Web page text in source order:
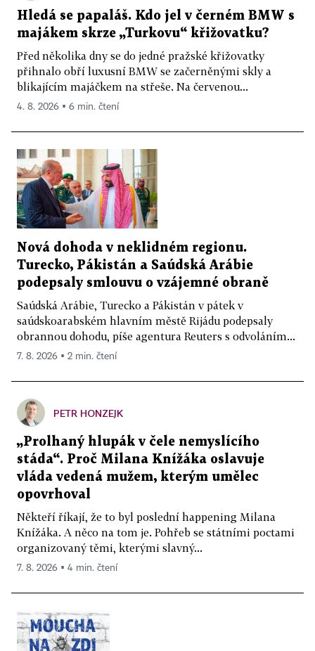
Hledá se papaláš. Kdo jel v černém BMW s
majákem skrze „Turkovu“ křižovatku?
Před několika dny se do jedné pražské křižovatky
přihnalo obří luxusní BMW se začerněnými skly a
blikajícím majáčkem na střeše. Na červenou...
4. 8. 2026 ▪ 6 min. čtení
Nová dohoda v neklidném regionu.
Turecko, Pákistán a Saúdská Arábie
podepsaly smlouvu o vzájemné obraně
Saúdská Arábie, Turecko a Pákistán v pátek v
saúdskoarabském hlavním městě Rijádu podepsaly
obrannou dohodu, píše agentura Reuters s odvoláním...
7. 8. 2026 ▪ 2 min. čtení
PETR HONZEJK
„Prolhaný hlupák v čele nemyslícího
stáda“. Proč Milana Knížáka oslavuje
vláda vedená mužem, kterým umělec
opovrhoval
Někteří říkají, že to byl poslední happening Milana
Knížáka. A něco na tom je. Pohřeb se státními poctami
organizovaný těmi, kterými slavný...
7. 8. 2026 ▪ 4 min. čtení